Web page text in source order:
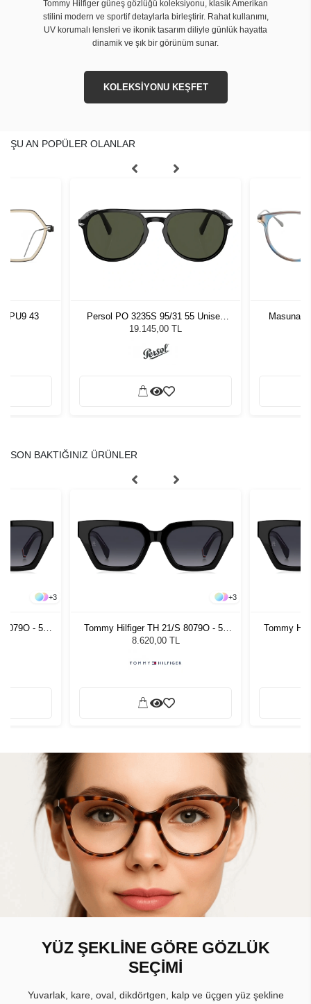
Tommy Hilfiger güneş gözlüğü koleksiyonu, klasik Amerikan
stilini modern ve sportif detaylarla birleştirir. Rahat kullanımı,
UV korumalı lensleri ve ikonik tasarım diliyle günlük hayatta
dinamik ve şık bir görünüm sunar.
KOLEKSİYONU KEŞFET
ŞU AN POPÜLER OLANLAR
PU9 43
Persol PO 3235S 95/31 55 Unisex
Güneş Gözlüğü
19.145,00 TL
SON BAKTIĞINIZ ÜRÜNLER
+3
- 52
+3
Tommy Hilfiger TH 21/S 8079O - 52
Kadın Güneş Gözlüğü
8.620,00 TL
Tommy
YÜZ ŞEKLİNE GÖRE GÖZLÜK
SEÇİMİ
Yuvarlak, kare, oval, dikdörtgen, kalp ve üçgen yüz şekline